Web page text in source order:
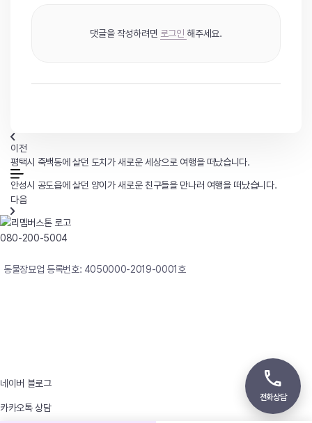
댓글을 작성하려면 로그인 해주세요.
이전
평택시 죽백동에 살던 도치가 새로운 세상으로 여행을 떠났습니다.
안성시 공도읍에 살던 양이가 새로운 친구들을 만나러 여행을 떠났습니다.
다음
080-200-5004
동물장묘업 등록번호: 4050000-2019-0001호
네이버 블로그
카카오톡 상담
전화상담